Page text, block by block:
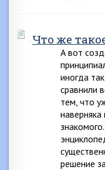
Что же
А вот
иногда
сравнили
тем, что
решение